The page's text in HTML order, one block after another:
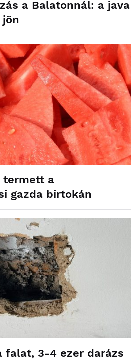
a Balatonnál: a java
jön
termett a
gazda birtokán
falat, 3-4 ezer darázs